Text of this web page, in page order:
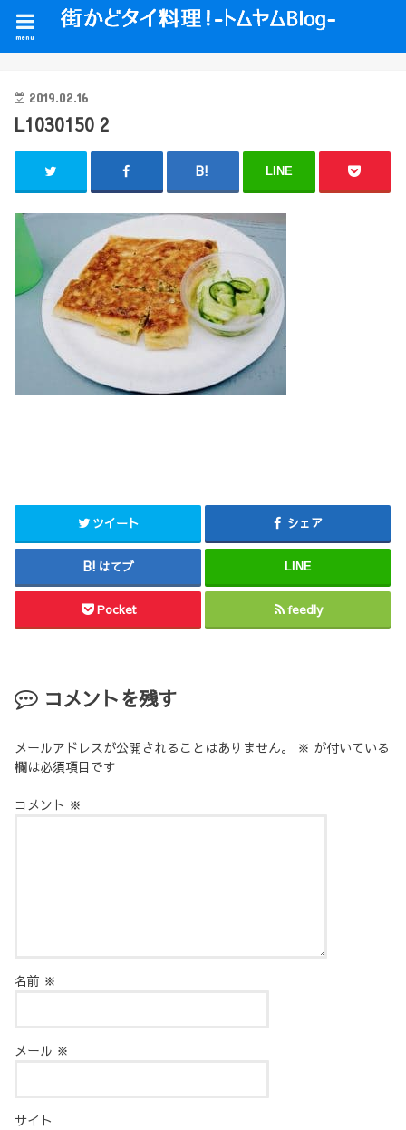
menu
2019.02.16
L1030150 2
LINE
ツイート シェア
はてブ LINE
Pocket feedly
コメントを残す
メールアドレスが公開されることはありません。 ※ が付いている
欄は必須項目です
コメント ※
名前 ※
メール ※
サイト